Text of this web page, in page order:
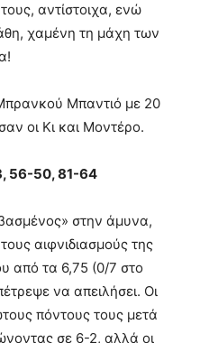
αντίστοιχα, ενώ
χαμένη τη μάχη των
Μπαντιό με 20
οι Κι και Μοντέρο.
56-50, 81-64
στην άμυνα,
αιφνιδιασμούς της
από τα 6,75 (0/7 στο
να απειλήσει. Οι
πόντους τους μετά
σε 6-2, αλλά οι